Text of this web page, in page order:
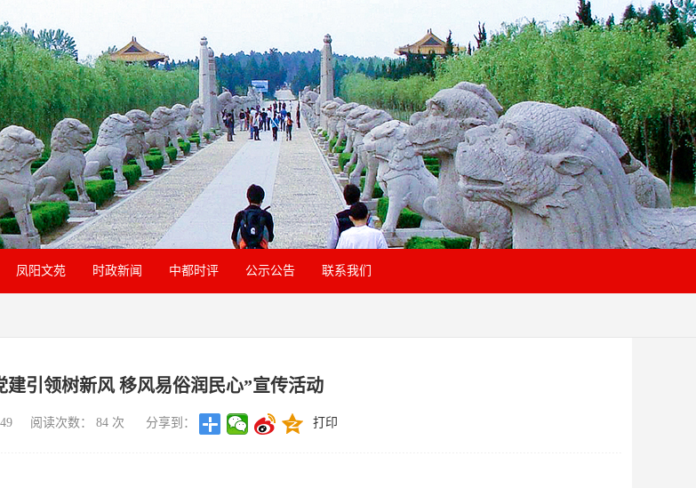
凤阳文苑 时政新闻 中都时评 公示公告 联系我们
建引领树新风 移风易俗润民心”宣传活动
阅读次数： 84 次 分享到： 打印